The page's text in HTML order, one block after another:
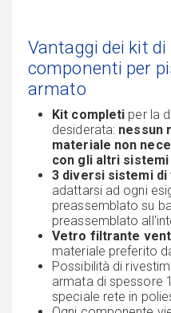
Vantaggi dei kit di
componenti per
armato
Kit completi per la
desiderata: nessun
materiale non
con gli altri sistemi
3 diversi sistemi
adattarsi ad ogni
preassemblato su
preassemblato
Vetro filtrante
materiale preferito
Possibilità di
armata di spessore
speciale rete in